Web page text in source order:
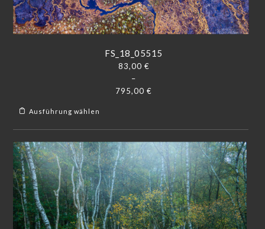
FS_18_05515
83,00 €
–
795,00 €
Ausführung wählen